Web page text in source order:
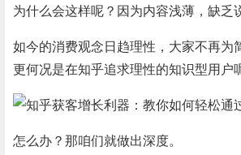
为什么会这样呢？因为内容浅薄，缺乏
如今的消费观念日趋理性，大家不再为
更何况是在知乎追求理性的知识型用户
怎么办？那咱们就做出深度。